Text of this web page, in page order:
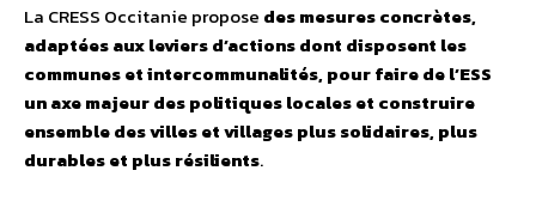
La CRESS Occitanie propose des mesures concrètes,
adaptées aux leviers d’actions dont disposent les
communes et intercommunalités, pour faire de l’ESS
un axe majeur des politiques locales et construire
ensemble des villes et villages plus solidaires, plus
durables et plus résilients.